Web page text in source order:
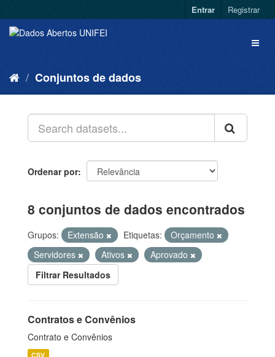
Entrar Registrar
Conjuntos de dados
Ordenar por
8 conjuntos de dados encontrados
Grupos: Extensão Etiquetas:
Orçamento
Servidores
Ativos
Aprovado
Filtrar Resultados
Contratos e Convênios
Contrato e Convênios
CSV